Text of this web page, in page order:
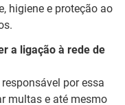
higiene e proteção ao
a ligação à rede de
por essa
multas e até mesmo